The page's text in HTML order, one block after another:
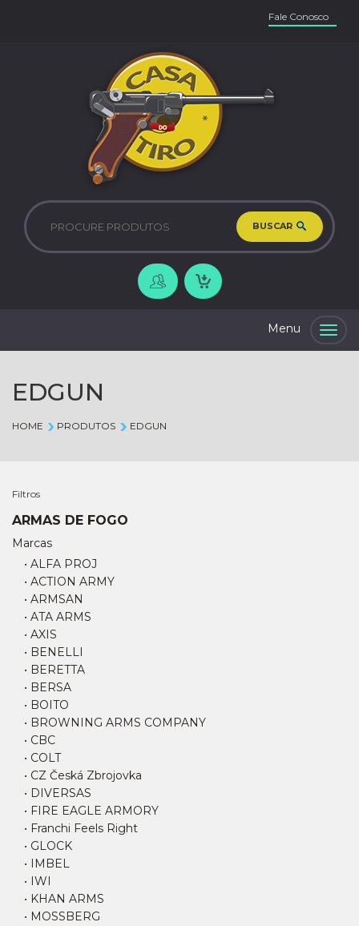
Fale Conosco
BUSCAR
EDGUN
HOME PRODUTOS EDGUN
Filtros
ARMAS DE FOGO
Marcas
• ALFA PROJ
• ACTION ARMY
• ARMSAN
• ATA ARMS
• AXIS
• BENELLI
• BERETTA
• BERSA
• BOITO
• BROWNING ARMS COMPANY
• CBC
• COLT
• CZ Česká Zbrojovka
• DIVERSAS
• FIRE EAGLE ARMORY
• Franchi Feels Right
• GLOCK
• IMBEL
• IWI
• KHAN ARMS
• MOSSBERG